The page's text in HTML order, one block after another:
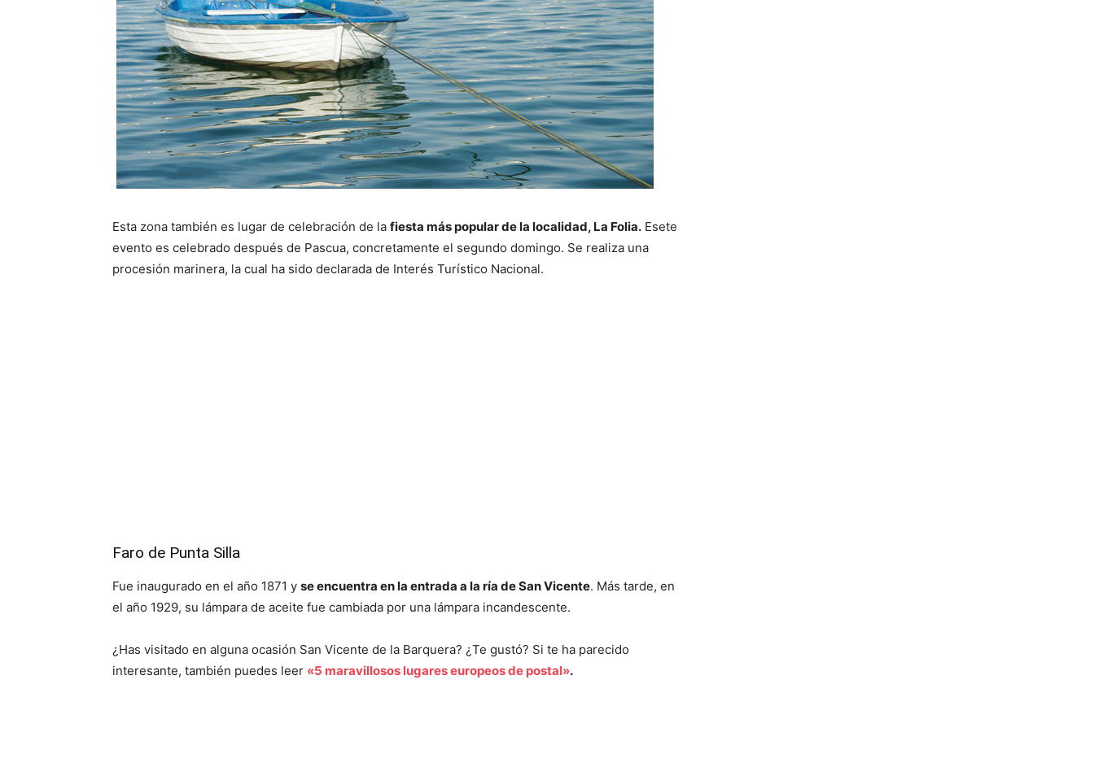
Esta zona también es lugar de celebración de la fiesta más popular de la localidad, La Folia. Esete
evento es celebrado después de Pascua, concretamente el segundo domingo. Se realiza una
procesión marinera, la cual ha sido declarada de Interés Turístico Nacional.
Faro de Punta Silla
Fue inaugurado en el año 1871 y se encuentra en la entrada a la ría de San Vicente. Más tarde, en
el año 1929, su lámpara de aceite fue cambiada por una lámpara incandescente.
¿Has visitado en alguna ocasión San Vicente de la Barquera? ¿Te gustó? Si te ha parecido
interesante, también puedes leer «5 maravillosos lugares europeos de postal».